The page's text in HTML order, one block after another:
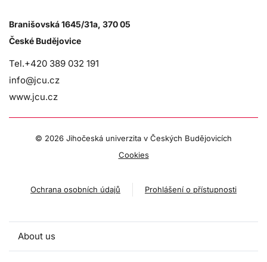
Branišovská 1645/31a, 370 05
České Budějovice
Tel.+420 389 032 191
info@jcu.cz
www.jcu.cz
© 2026 Jihočeská univerzita v Českých Budějovicích
Cookies
Ochrana osobních údajů Prohlášení o přístupnosti
About us